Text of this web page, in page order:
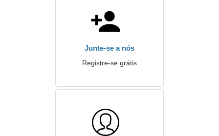
Junte-se a nós
Registre-se grátis